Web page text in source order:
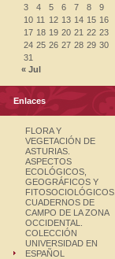
3
4 5 6 7 8
9
10 11 12 13 14 15 16
17 18 19 20 21 22 23
24 25 26 27 28 29 30
31
« Jul
Enlaces
FLORA Y
VEGETACIÓN DE
ASTURIAS.
ASPECTOS
ECOLÓGICOS,
GEOGRÁFICOS Y
FITOSOCIOLÓGICOS.
CUADERNOS DE
CAMPO DE LA ZONA
OCCIDENTAL.
COLECCIÓN
UNIVERSIDAD EN
ESPAÑOL